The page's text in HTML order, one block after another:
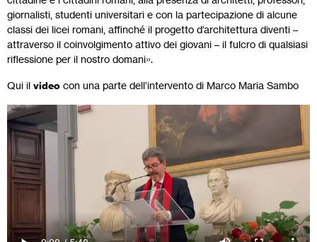
giornalisti, studenti universitari e con la partecipazione di alcune
classi dei licei romani, affinché il progetto d’architettura diventi –
attraverso il coinvolgimento attivo dei giovani – il fulcro di qualsiasi
riflessione per il nostro domani».
Qui il video con una parte dell’intervento di Marco Maria Sambo